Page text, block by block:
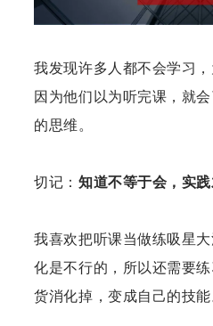
我发现许多人都不会学习
因为他们以为听完课，就
的思维。
切记：知道不等于会，实践
我喜欢把听课当做练吸星
化是不行的，所以还需要
货消化掉，变成自己的技能